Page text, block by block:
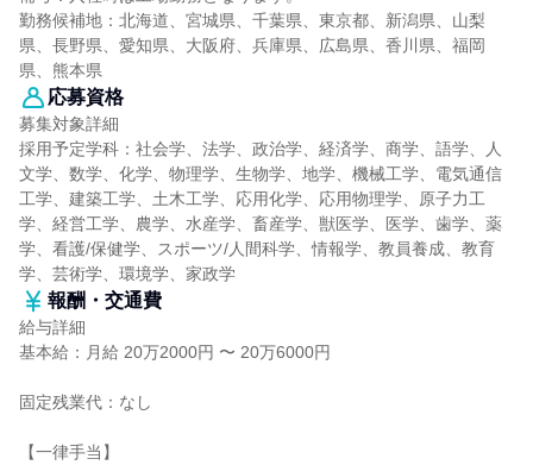
勤務候補地：北海道、宮城県、千葉県、東京都、新潟県、山梨
県、長野県、愛知県、大阪府、兵庫県、広島県、香川県、福岡
県、熊本県
応募資格
募集対象詳細
採用予定学科：社会学、法学、政治学、経済学、商学、語学、人
文学、数学、化学、物理学、生物学、地学、機械工学、電気通信
工学、建築工学、土木工学、応用化学、応用物理学、原子力工
学、経営工学、農学、水産学、畜産学、獣医学、医学、歯学、薬
学、看護/保健学、スポーツ/人間科学、情報学、教員養成、教育
学、芸術学、環境学、家政学
報酬・交通費
給与詳細
基本給：月給 20万2000円 〜 20万6000円
固定残業代：なし
【一律手当】